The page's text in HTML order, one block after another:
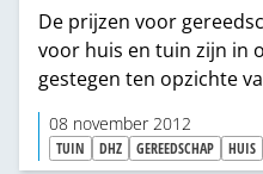
De prijzen voor
voor huis en tuin zijn in
gestegen ten opzichte
eerder. In vergelijking
2012 is de prijsstijging
08 november 2012
TUIN DHZ GEREEDSCHAP HUIS